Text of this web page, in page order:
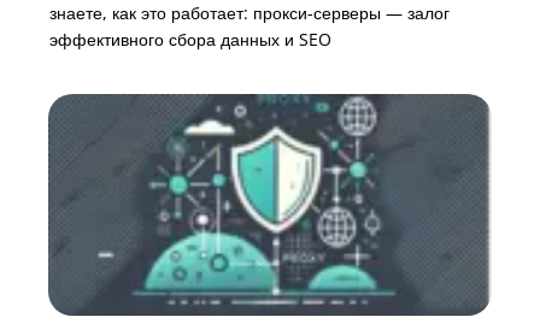
знаете, как это работает: прокси-серверы — залог
эффективного сбора данных и SEO